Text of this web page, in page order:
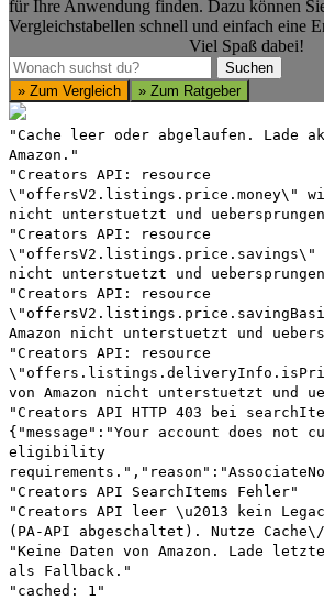
für Ihre Anwendung finden. Dazu können
Vergleichstabellen schnell und einfach eine
Viel Spaß dabei!
Suchen
Suchen
» Zum Vergleich
» Zum Ratgeber
"Cache leer oder abgelaufen. Lade
Amazon."
"Creators API: resource
\"offersV2.listings.price.money\"
nicht unterstuetzt und
"Creators API: resource
\"offersV2.listings.price.savings\"
nicht unterstuetzt und
"Creators API: resource
Amazon nicht unterstuetzt und
"Creators API: resource
von Amazon nicht unterstuetzt und
"Creators API HTTP 403 bei
{"message":"Your account does not
eligibility
"Creators API SearchItems Fehler"
"Creators API leer \u2013 kein
(PA-API abgeschaltet). Nutze
"Keine Daten von Amazon. Lade
als Fallback."
"cached: 1"